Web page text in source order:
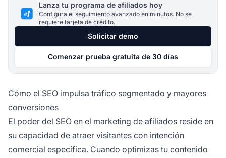
Lanza tu programa de afiliados hoy
Configura el seguimiento avanzado en minutos. No se
requiere tarjeta de crédito.
Solicitar demo
Comenzar prueba gratuita de 30 días
Cómo el SEO impulsa tráfico segmentado y mayores
conversiones
El poder del SEO en el marketing de afiliados reside en
su capacidad de atraer visitantes con intención
comercial específica. Cuando optimizas tu contenido